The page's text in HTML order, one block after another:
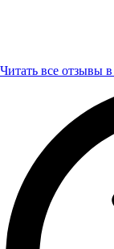
Читать все отзывы